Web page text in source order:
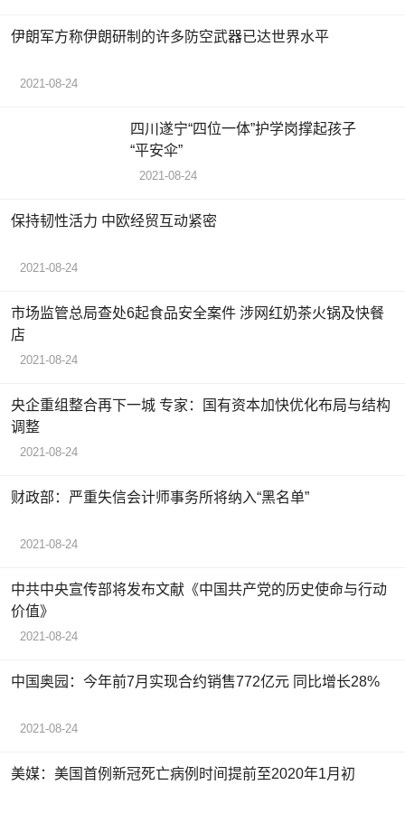
伊朗军方称伊朗研制的许多防空武器已达世界水平
2021-08-24
四川遂宁“四位一体”护学岗撑起孩子
“平安伞”
2021-08-24
保持韧性活力 中欧经贸互动紧密
2021-08-24
市场监管总局查处6起食品安全案件 涉网红奶茶火锅及快餐
店
2021-08-24
央企重组整合再下一城 专家：国有资本加快优化布局与结构
调整
2021-08-24
财政部：严重失信会计师事务所将纳入“黑名单”
2021-08-24
中共中央宣传部将发布文献《中国共产党的历史使命与行动
价值》
2021-08-24
中国奥园：今年前7月实现合约销售772亿元 同比增长28%
2021-08-24
美媒：美国首例新冠死亡病例时间提前至2020年1月初